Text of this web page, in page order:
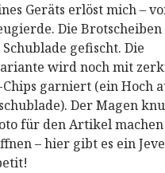
Geräts erlöst mich –
Die Brotscheiben
gefischt. Die
wird noch mit
Chips garniert (ein Hoch
Der Magen
für den Artikel
– hier gibt es ein